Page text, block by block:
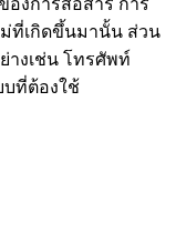
องการสื่อสาร การ
ม่ที่เกิดขึ้นมานั้น ส่วน
างเช่น โทรศัพท์
บที่ต้องใช้